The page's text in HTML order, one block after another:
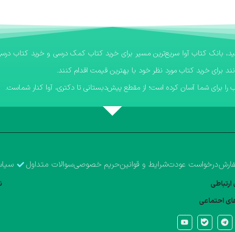
برای خرید کتاب مورد نظر خود با بهترین قیمت اقدام کنند.
برای شما آسان کرده است؛ از مقطع پیش‌دبستانی تا دکتری، آوا کنار شماست.
درخواست عودتشرایط و قوانینحریم خصوصیسوالات متداول
ارتباطی
احتماعی